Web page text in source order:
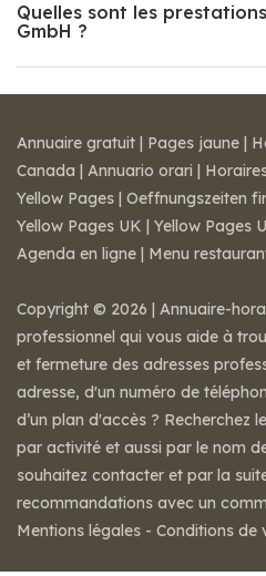
Quelles sont les
GmbH ?
Annuaire gratuit | Pages jaune |
Canada | Annuario orari |
Yellow Pages | Oeffnungszeiten
Yellow Pages UK | Yellow Pages
Agenda en ligne | Menu
Copyright © 2026 | Annuaire-
professionnel qui vous aide à
et fermeture des adresses
adresse, d'un numéro de
d’un plan d'accès ? Recherchez
par activité et aussi par le nom
souhaitez contacter et par la
recommandations avec un
Mentions légales - Conditions de